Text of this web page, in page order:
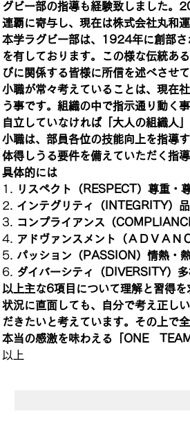
グビー部の指導も経験致しました。
連覇に寄与し、現在は株式会社丸和
本学ラグビー部は、1924年に創部
を有しております。この様な伝統あ
びに関係する皆様に所信を述べさせて
小職が常々考えていることは、現在
う事です。組織の中で指示通り動く
自立していなければ「大人の組織人
小職は、部員各位の技能向上を指導
体得しうる要件を備えていただく指
具体的には
1.
リスペクト（RESPECT）尊重・
2. インテグリティ（INTEGRITY）
3.
コンプライアンス（
4.
アドヴァンスメント（ＡＤＶＡＮ
5. パッション（PASSION）情熱・
6.
ダイバーシティ（DIVERSITY）
以上主な6項目について理解と習得
状況に直面しても、自分で考え正し
だきたいと考えています。その上で
本当の感激を味わえる「ONE　
以上